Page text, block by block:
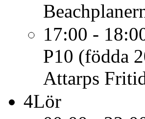
17:00 -
P10 (födda
Attarps
4Lör